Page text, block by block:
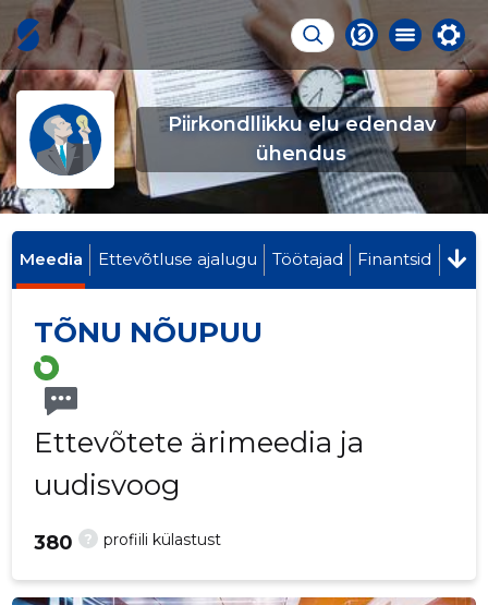
Piirkondllikku elu edendav
ühendus
Meedia Ettevõtluse ajalugu Töötajad Finantsid
TÕNU NÕUPUU
Ettevõtete ärimeedia ja
uudisvoog
? profiili külastust
380